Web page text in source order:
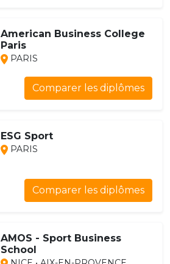
American Business College
Paris
PARIS
Comparer les diplômes
ESG Sport
PARIS
Comparer les diplômes
AMOS - Sport Business
School